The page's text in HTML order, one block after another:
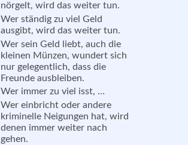
nörgelt, wird das weiter tun.
Wer ständig zu viel Geld
ausgibt, wird das weiter tun.
Wer sein Geld liebt, auch die
kleinen Münzen, wundert sich
nur gelegentlich, dass die
Freunde ausbleiben.
Wer immer zu viel isst, …
Wer einbricht oder andere
kriminelle Neigungen hat, wird
denen immer weiter nach
gehen.